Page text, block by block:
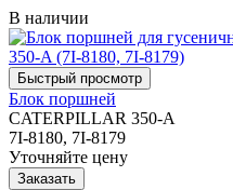
В наличии
Блок поршней
CATERPILLAR 350-A
7I-8180, 7I-8179
Уточняйте цену